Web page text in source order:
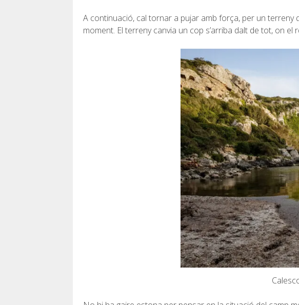
A continuació, cal tornar a pujar amb força, per un terreny
moment. El terreny canvia un cop s’arriba dalt de tot, on